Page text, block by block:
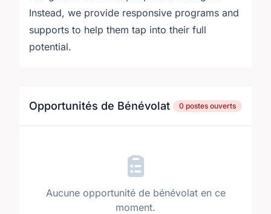
Instead, we provide responsive programs and
supports to help them tap into their full
potential.
Opportunités de Bénévolat 0 postes ouverts
Aucune opportunité de bénévolat en ce
moment.